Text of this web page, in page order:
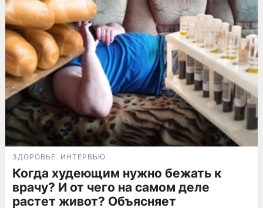
ЗДОРОВЬЕ ИНТЕРВЬЮ
Когда худеющим нужно бежать к
врачу? И от чего на самом деле
растет живот? Объясняет